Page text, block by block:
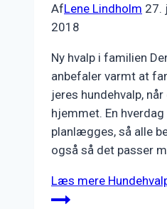
AfLene Lindholm 27.
2018
Ny hvalp i familien
anbefaler varmt at
jeres hundehvalp,
hjemmet. En
planlægges, så alle
også så det passer
Læs mere